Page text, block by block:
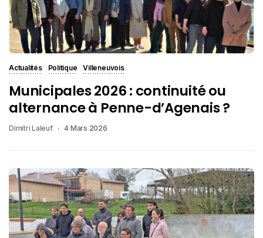
Actualités Politique Villeneuvois
Municipales 2026 : continuité ou
alternance à Penne-d’Agenais ?
Dimitri Laleuf 4 Mars 2026